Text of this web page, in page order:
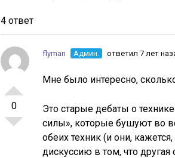
4 ответ
0
flyman Админ. ответил 7 лет
Мне было интересно,
Это старые дебаты о
силы», которые бушуют во
обеих техник (и они,
дискуссию в том, что